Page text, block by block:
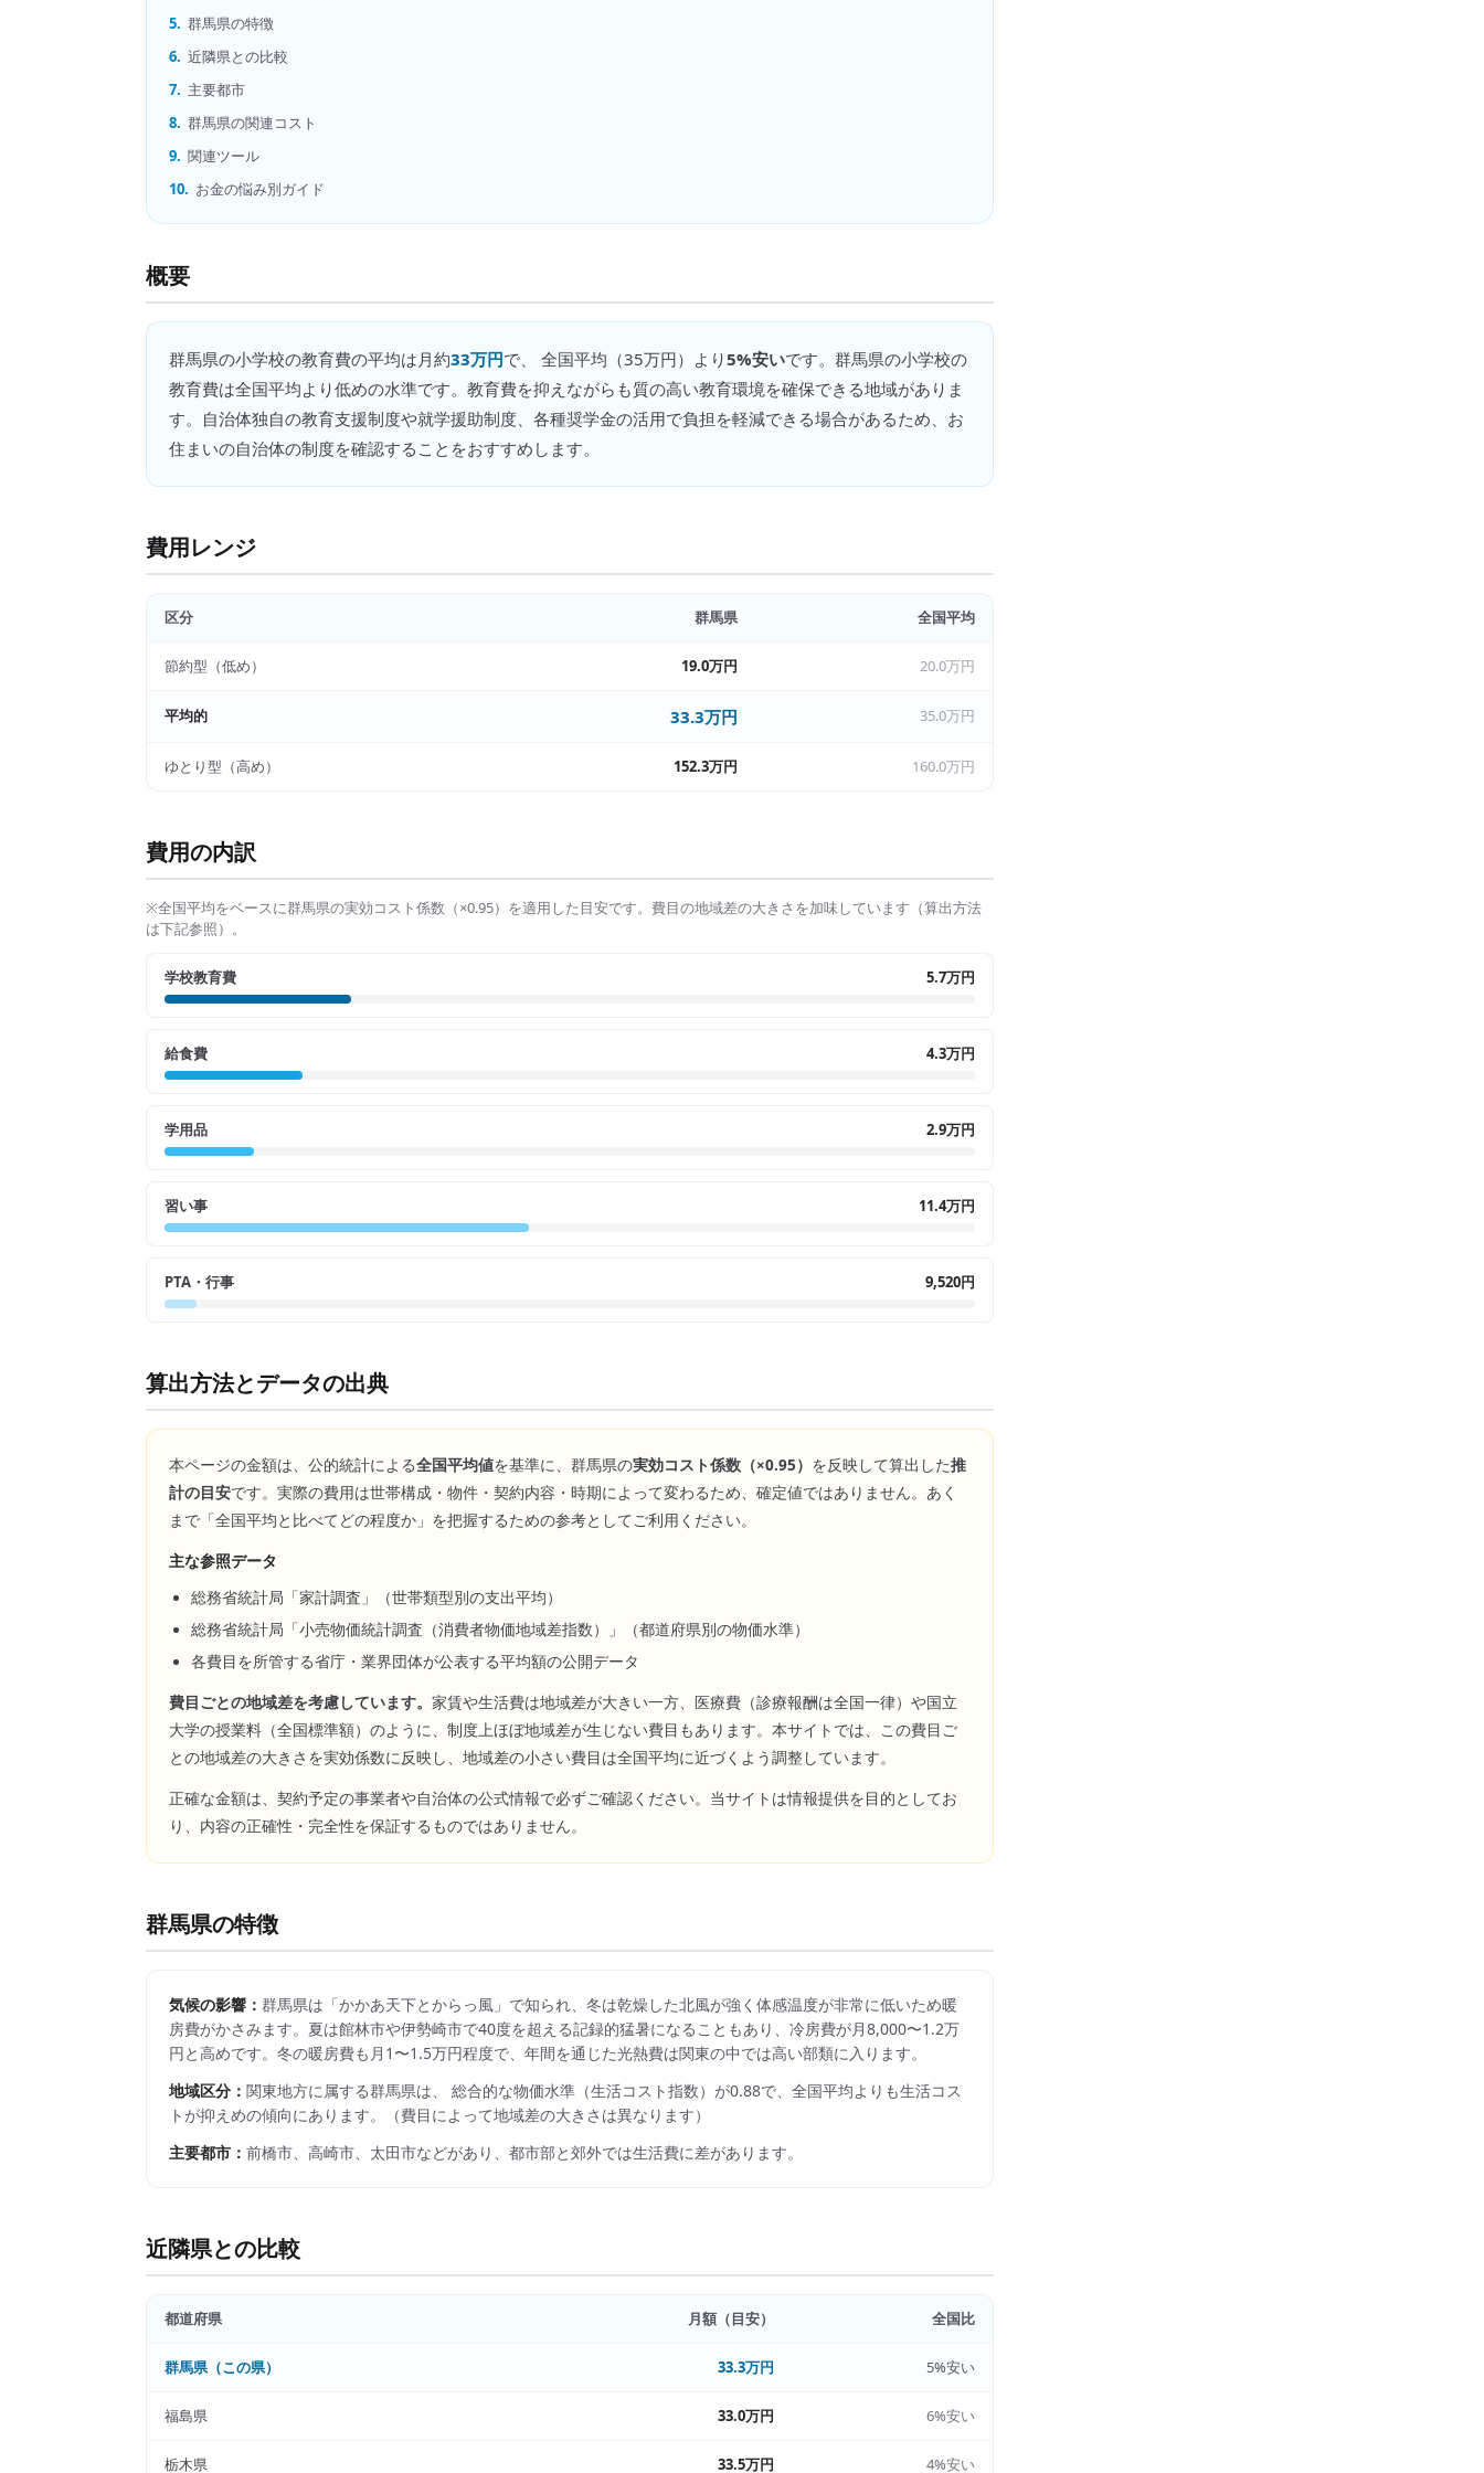
5. 群馬県の特徴
6. 近隣県との比較
7. 主要都市
8. 群馬県の関連コスト
9. 関連ツール
10. お金の悩み別ガイド
概要
群馬県の小学校の教育費の平均は月約33万円で、 全国平均（35万円）より5%安いです。 群馬県の小学校の
教育費は全国平均より低めの水準です。教育費を抑えながらも質の高い教育環境を確保できる地域がありま
す。自治体独自の教育支援制度や就学援助制度、各種奨学金の活用で負担を軽減できる場合があるため、お
住まいの自治体の制度を確認することをおすすめします。
費用レンジ
区分 群馬県 全国平均
節約型（低め） 19.0万円 20.0万円
平均的 33.3万円 35.0万円
ゆとり型（高め） 152.3万円 160.0万円
費用の内訳
※全国平均をベースに群馬県の実効コスト係数（×0.95）を適用した目安です。費目の地域差の大きさを加味しています（算出方法
は下記参照）。
学校教育費 5.7万円
給食費 4.3万円
学用品 2.9万円
習い事 11.4万円
PTA・行事 9,520円
算出方法とデータの出典
本ページの金額は、公的統計による全国平均値を基準に、 群馬県の実効コスト係数（×0.95） を反映して算出した推
計の目安です。実際の費用は世帯構成・物件・契約内容・時期によって変わるため、確定値ではありません。あく
まで「全国平均と比べてどの程度か」を把握するための参考としてご利用ください。
主な参照データ
総務省統計局「家計調査」（世帯類型別の支出平均）
総務省統計局「小売物価統計調査（消費者物価地域差指数）」（都道府県別の物価水準）
各費目を所管する省庁・業界団体が公表する平均額の公開データ
費目ごとの地域差を考慮しています。 家賃や生活費は地域差が大きい一方、医療費（診療報酬は全国一律）や国立
大学の授業料（全国標準額）のように、制度上ほぼ地域差が生じない費目もあります。本サイトでは、この費目ご
との地域差の大きさを実効係数に反映し、地域差の小さい費目は全国平均に近づくよう調整しています。
正確な金額は、契約予定の事業者や自治体の公式情報で必ずご確認ください。当サイトは情報提供を目的としてお
り、内容の正確性・完全性を保証するものではありません。
群馬県の特徴
気候の影響： 群馬県は「かかあ天下とからっ風」で知られ、冬は乾燥した北風が強く体感温度が非常に低いため暖
房費がかさみます。夏は館林市や伊勢崎市で40度を超える記録的猛暑になることもあり、冷房費が月8,000〜1.2万
円と高めです。冬の暖房費も月1〜1.5万円程度で、年間を通じた光熱費は関東の中では高い部類に入ります。
地域区分： 関東地方に属する群馬県は、 総合的な物価水準（生活コスト指数）が0.88で、 全国平均よりも生活コス
トが抑えめの傾向にあります。
（費目によって地域差の大きさは異なります）
主要都市： 前橋市、高崎市、太田市などがあり、都市部と郊外では生活費に差があります。
近隣県との比較
都道府県 月額（目安） 全国比
群馬県（この県） 33.3万円 5%安い
福島県 33.0万円 6%安い
栃木県 33.5万円 4%安い